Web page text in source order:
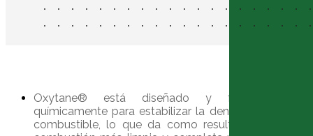
Oxytane® está diseñado y fabricado
químicamente para estabilizar la densidad del
combustible, lo que da como resultado una